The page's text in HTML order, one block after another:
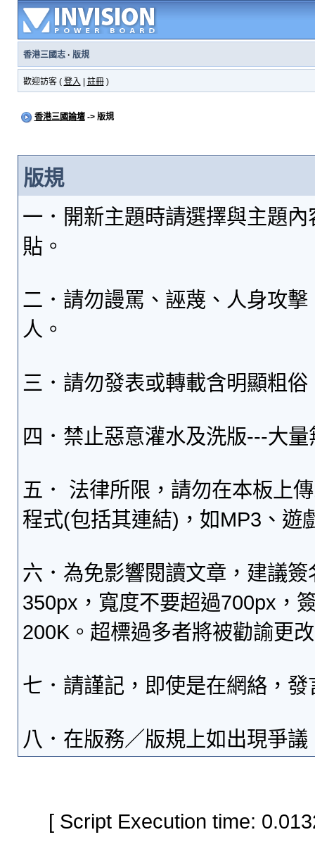
香港三國志· 版規
歡迎訪客 ( 登入 註冊)
香港三國論壇-> 版規
版規
一．開新主題時請選擇與主題
貼。
二．請勿謾罵、誣蔑、人身攻
人。
三．請勿發表或轉載含明顯粗
四．禁止惡意灌水及洗版---大
五． 法律所限，請勿在本板上
程式(包括其連結)，如MP3、遊
六．為免影響閱讀文章，建議
350px，寬度不要超過700px，
200K。超標過多者將被勸諭更
七．請謹記，即使是在網絡，
八．在版務／版規上如出現爭
[ Script Execution time: